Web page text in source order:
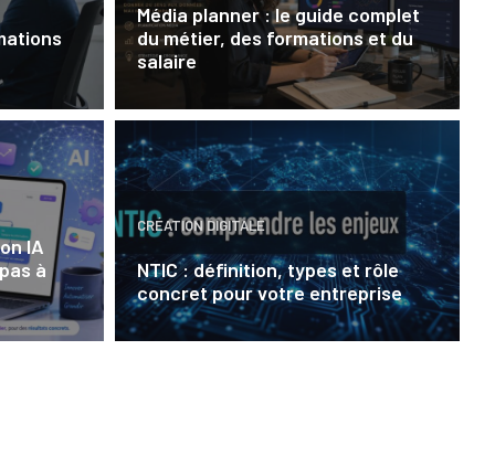
Média planner : le guide complet
du métier, des formations et du
salaire
IA
à
CRÉATION DIGITALE
NTIC : définition, types et rôle
concret pour votre entreprise